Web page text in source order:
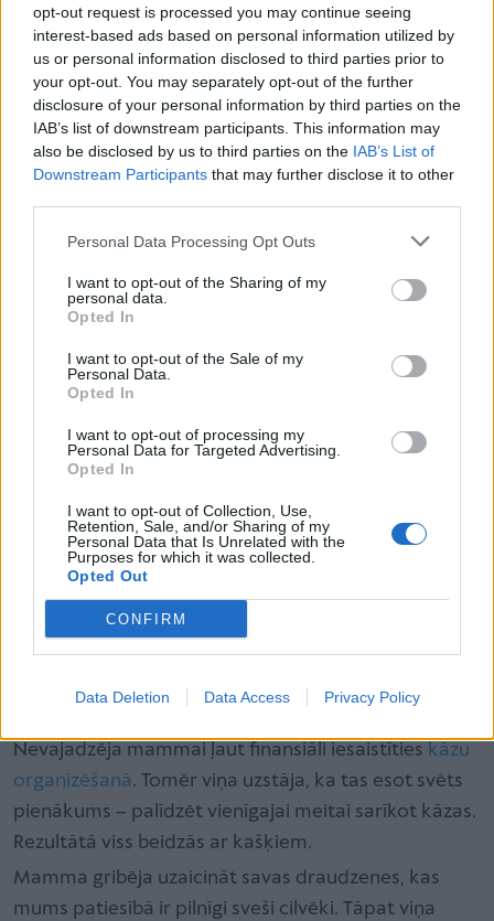
opt-out request is processed you may continue seeing
interest-based ads based on personal information utilized by
us or personal information disclosed to third parties prior to
your opt-out. You may separately opt-out of the further
disclosure of your personal information by third parties on the
IAB’s list of downstream participants. This information may
also be disclosed by us to third parties on the IAB’s List of
Downstream Participants that may further disclose it to other
Personal Data Processing Opt Outs
I want to opt-out of the Sharing of my
personal data.
Opted In
I want to opt-out of the Sale of my
Personal Data.
Opted In
I want to opt-out of processing my
Personal Data for Targeted Advertising.
Opted In
I want to opt-out of Collection, Use,
Retention, Sale, and/or Sharing of my
Personal Data that Is Unrelated with the
Purposes for which it was collected.
Opted Out
CONFIRM
Data Deletion Data Access Privacy Policy
nepatīk atrasties uzmanības centrā. Mēs arī
pamanījāmies krietni pārtērēt pasākumam atvēlēto
budžetu. Tagad domāju – varbūt labāk vajadzēja
braukt ceļojumā.
Anna, 28 gadi:
Visu dzīvi esmu sapņojusi par kāzu balli kādā šikā
muižā vai pilī. Kad ar manu mīļo sākām plānot kāzas,
protams, atklājās, ka izmaksas šādam pasākumam
būtu tiešām milzīgas. Nolēmām, ka labāk šo naudu
būtu ieguldīt mājokļa remontā.
nelielu un stilīgu viesu namu. Tomēr jau pašā kāzu
vakarā man ik pa laikam iesāpējās sirds, ka nav tās
pils… Nav mana sapņa, manu kāzu pasakas.
Grieta, 38 gadi:
profesionālajā jomā abi esam cieši saistīti ar
restorānu biznesu. Šī iemesla dēļ, protams, savās
kāzās gribējām smalku un īpašu ēdienu. Laikam gan
nedaudz pāršāvām pār strīpu, jo daļai viesu šķīvji
palika pusizēsti un pēc kāzām dzirdējām
atsauksmes, ka dažiem, lūk, neesot bijis ko ēst…
Nevajadzēja mammai ļaut finansiāli iesaistīties kāzu
organizēšanā. Tomēr viņa uzstāja, ka tas esot svēts
pienākums – palīdzēt vienīgajai meitai sarīkot kāzas.
Rezultātā viss beidzās ar kašķiem.
Mamma gribēja uzaicināt savas draudzenes, kas
mums patiesībā ir pilnīgi sveši cilvēki. Tāpat viņa